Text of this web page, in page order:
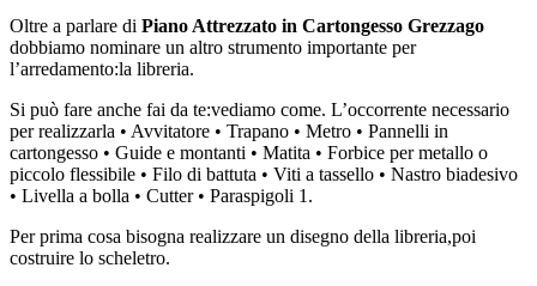
Oltre a parlare di Piano Attrezzato in Cartongesso Grezzago
dobbiamo nominare un altro strumento importante per
l’arredamento:la libreria.
Si può fare anche fai da te:vediamo come. L’occorrente necessario
per realizzarla • Avvitatore • Trapano • Metro • Pannelli in
cartongesso • Guide e montanti • Matita • Forbice per metallo o
piccolo flessibile • Filo di battuta • Viti a tassello • Nastro biadesivo
• Livella a bolla • Cutter • Paraspigoli 1.
Per prima cosa bisogna realizzare un disegno della libreria,poi
costruire lo scheletro.